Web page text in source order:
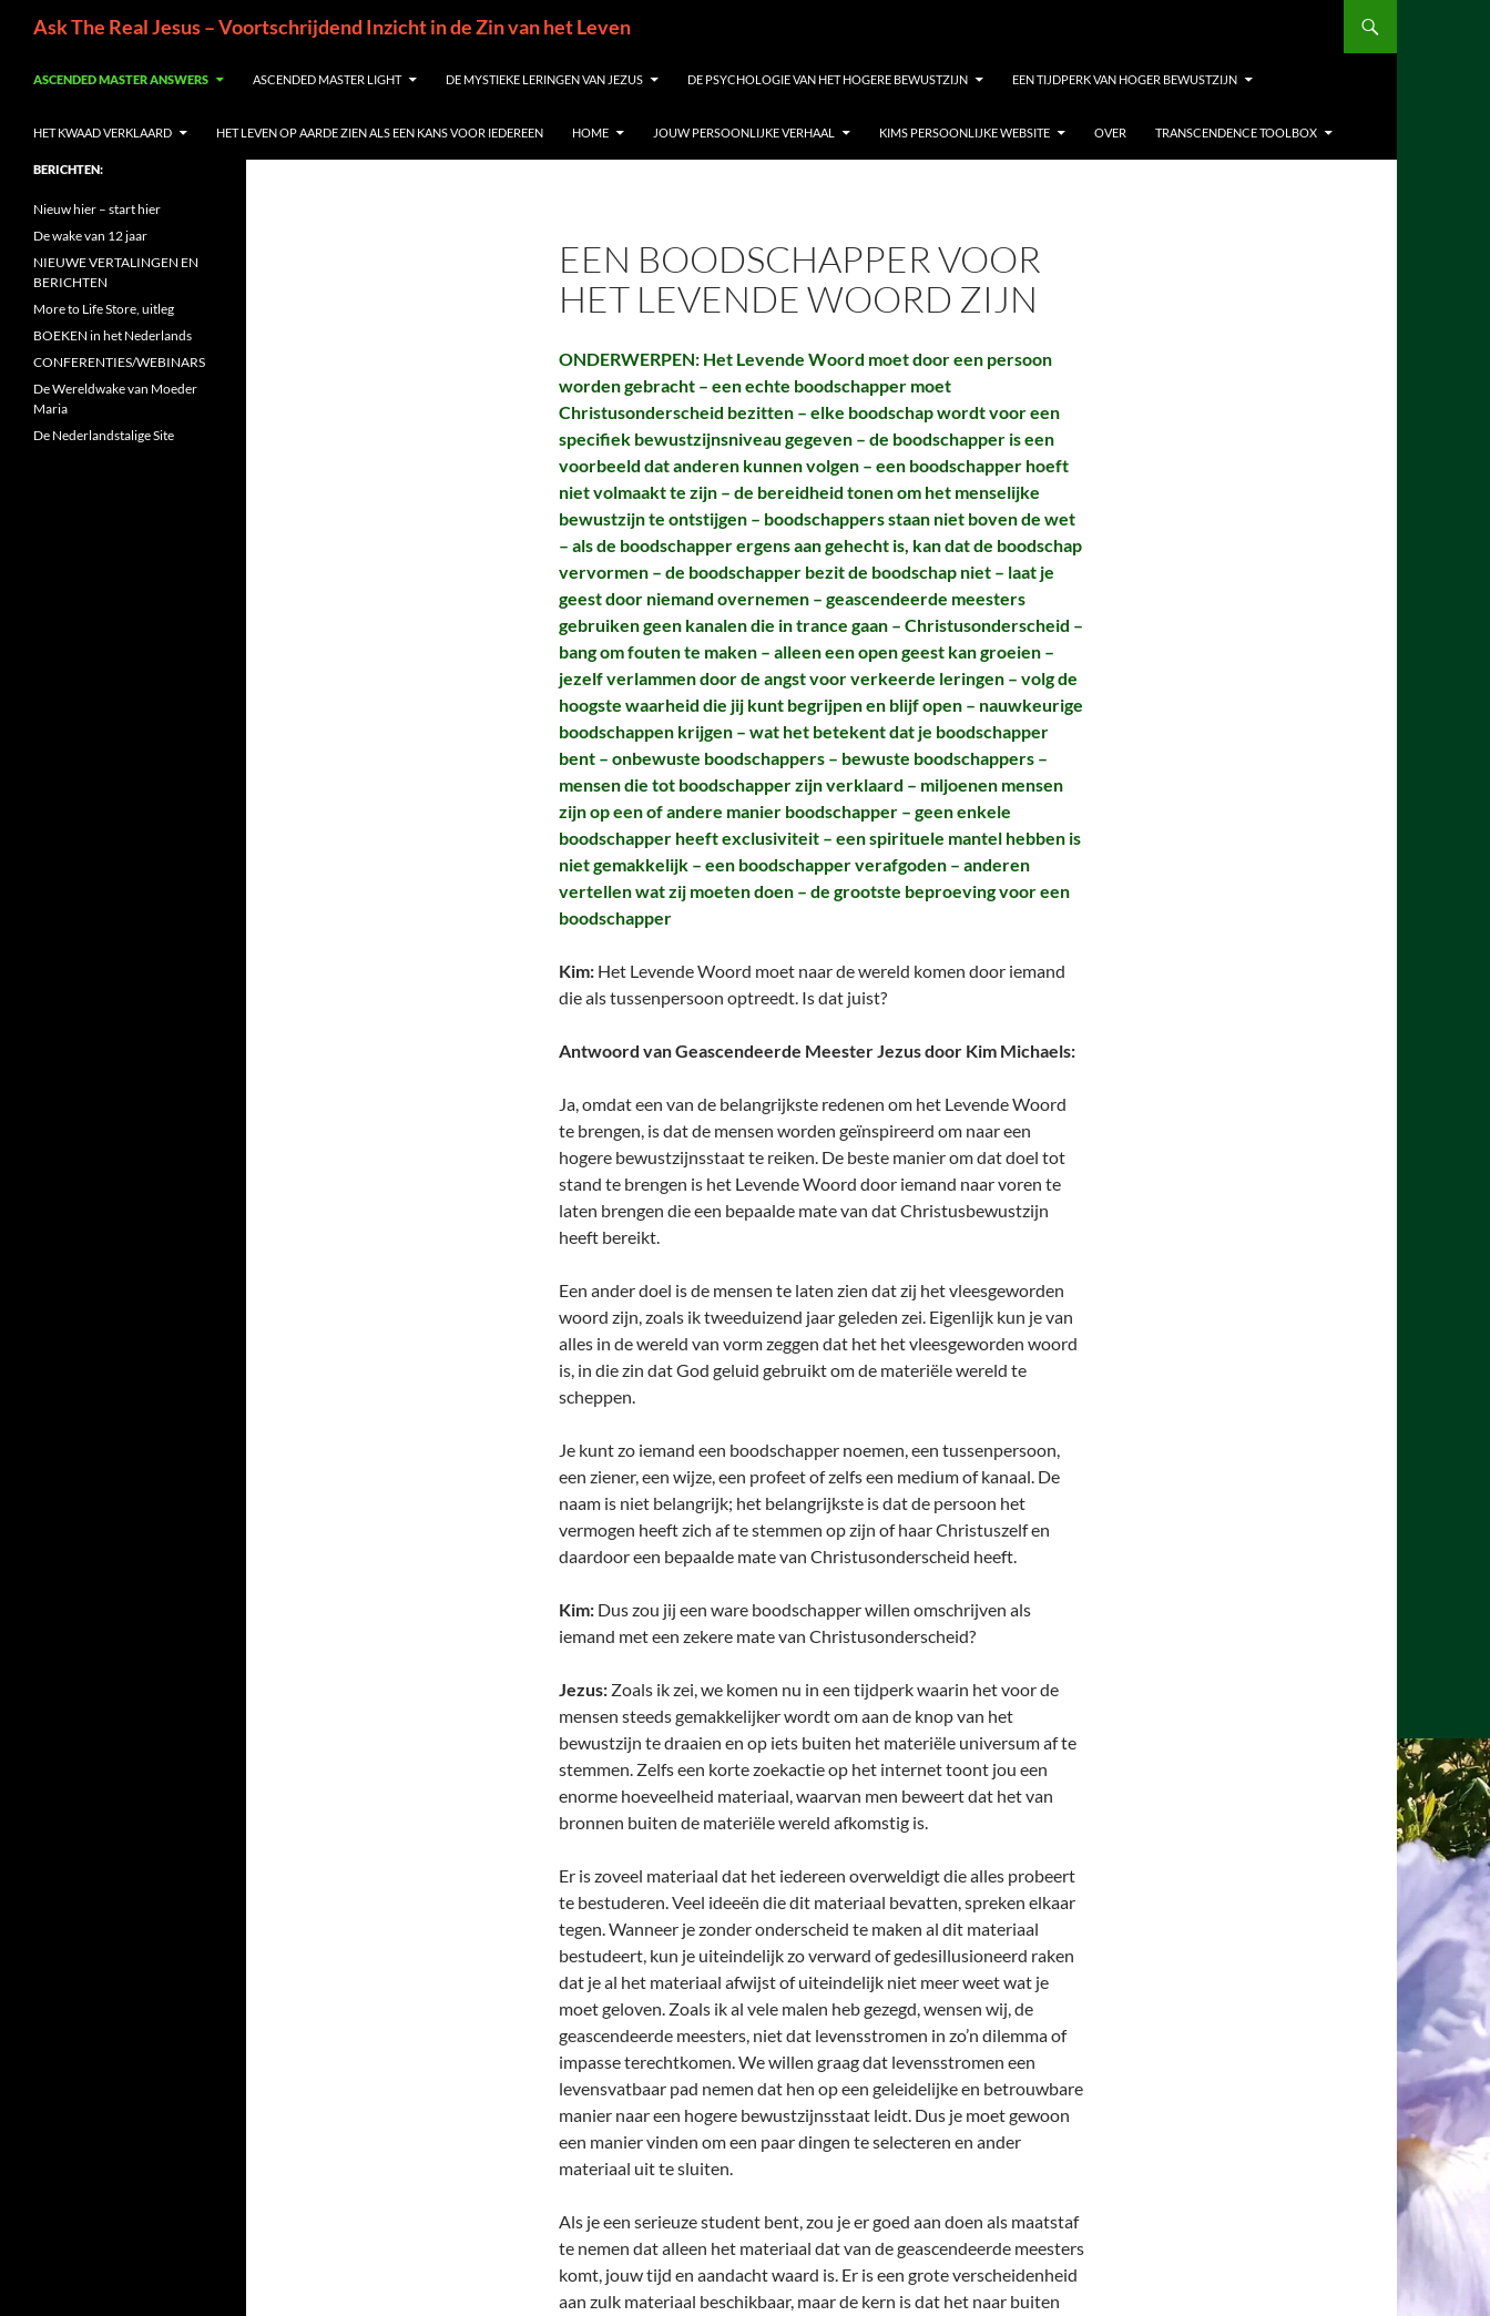
inhoud
Ask The Real Jesus – Voortschrijdend Inzicht in de Zin van het Leven
ASCENDED MASTER ANSWERS ASCENDED MASTER LIGHT DE MYSTIEKE LERINGEN VAN JEZUS DE PSYCHOLOGIE VAN HET HOGERE BEWUSTZIJN EEN TIJDPERK VAN HOGER BEWUSTZIJN
HET KWAAD VERKLAARD HET LEVEN OP AARDE ZIEN ALS EEN KANS VOOR IEDEREEN HOME JOUW PERSOONLIJKE VERHAAL KIMS PERSOONLIJKE WEBSITE OVER TRANSCENDENCE TOOLBOX
EEN BOODSCHAPPER VOOR
HET LEVENDE WOORD ZIJN
ONDERWERPEN: Het Levende Woord moet door een persoon
worden gebracht – een echte boodschapper moet
Christusonderscheid bezitten – elke boodschap wordt voor een
specifiek bewustzijnsniveau gegeven – de boodschapper is een
voorbeeld dat anderen kunnen volgen – een boodschapper hoeft
niet volmaakt te zijn – de bereidheid tonen om het menselijke
bewustzijn te ontstijgen – boodschappers staan niet boven de wet
– als de boodschapper ergens aan gehecht is, kan dat de boodschap
vervormen – de boodschapper bezit de boodschap niet – laat je
geest door niemand overnemen – geascendeerde meesters
gebruiken geen kanalen die in trance gaan – Christusonderscheid –
bang om fouten te maken – alleen een open geest kan groeien –
jezelf verlammen door de angst voor verkeerde leringen – volg de
hoogste waarheid die jij kunt begrijpen en blijf open – nauwkeurige
boodschappen krijgen – wat het betekent dat je boodschapper
bent – onbewuste boodschappers – bewuste boodschappers –
mensen die tot boodschapper zijn verklaard – miljoenen mensen
zijn op een of andere manier boodschapper – geen enkele
boodschapper heeft exclusiviteit – een spirituele mantel hebben is
niet gemakkelijk – een boodschapper verafgoden – anderen
vertellen wat zij moeten doen – de grootste beproeving voor een
boodschapper
Kim: Het Levende Woord moet naar de wereld komen door iemand
die als tussenpersoon optreedt. Is dat juist?
Antwoord van Geascendeerde Meester Jezus door Kim Michaels:
Ja, omdat een van de belangrijkste redenen om het Levende Woord
te brengen, is dat de mensen worden geïnspireerd om naar een
hogere bewustzijnsstaat te reiken. De beste manier om dat doel tot
stand te brengen is het Levende Woord door iemand naar voren te
laten brengen die een bepaalde mate van dat Christusbewustzijn
heeft bereikt.
Een ander doel is de mensen te laten zien dat zij het vleesgeworden
woord zijn, zoals ik tweeduizend jaar geleden zei. Eigenlijk kun je van
alles in de wereld van vorm zeggen dat het het vleesgeworden woord
is, in die zin dat God geluid gebruikt om de materiële wereld te
scheppen.
Je kunt zo iemand een boodschapper noemen, een tussenpersoon,
een ziener, een wijze, een profeet of zelfs een medium of kanaal. De
naam is niet belangrijk; het belangrijkste is dat de persoon het
vermogen heeft zich af te stemmen op zijn of haar Christuszelf en
daardoor een bepaalde mate van Christusonderscheid heeft.
Kim: Dus zou jij een ware boodschapper willen omschrijven als
iemand met een zekere mate van Christusonderscheid?
Jezus: Zoals ik zei, we komen nu in een tijdperk waarin het voor de
mensen steeds gemakkelijker wordt om aan de knop van het
bewustzijn te draaien en op iets buiten het materiële universum af te
stemmen. Zelfs een korte zoekactie op het internet toont jou een
enorme hoeveelheid materiaal, waarvan men beweert dat het van
bronnen buiten de materiële wereld afkomstig is.
Er is zoveel materiaal dat het iedereen overweldigt die alles probeert
te bestuderen. Veel ideeën die dit materiaal bevatten, spreken elkaar
tegen. Wanneer je zonder onderscheid te maken al dit materiaal
bestudeert, kun je uiteindelijk zo verward of gedesillusioneerd raken
dat je al het materiaal afwijst of uiteindelijk niet meer weet wat je
moet geloven. Zoals ik al vele malen heb gezegd, wensen wij, de
geascendeerde meesters, niet dat levensstromen in zo’n dilemma of
impasse terechtkomen. We willen graag dat levensstromen een
levensvatbaar pad nemen dat hen op een geleidelijke en betrouwbare
manier naar een hogere bewustzijnsstaat leidt. Dus je moet gewoon
een manier vinden om een paar dingen te selecteren en ander
materiaal uit te sluiten.
Als je een serieuze student bent, zou je er goed aan doen als maatstaf
te nemen dat alleen het materiaal dat van de geascendeerde meesters
komt, jouw tijd en aandacht waard is. Er is een grote verscheidenheid
aan zulk materiaal beschikbaar, maar de kern is dat het naar buiten
BERICHTEN:
Nieuw hier – start hier
De wake van 12 jaar
NIEUWE VERTALINGEN EN
BERICHTEN
More to Life Store, uitleg
BOEKEN in het Nederlands
CONFERENTIES/WEBINARS
De Wereldwake van Moeder
Maria
De Nederlandstalige Site